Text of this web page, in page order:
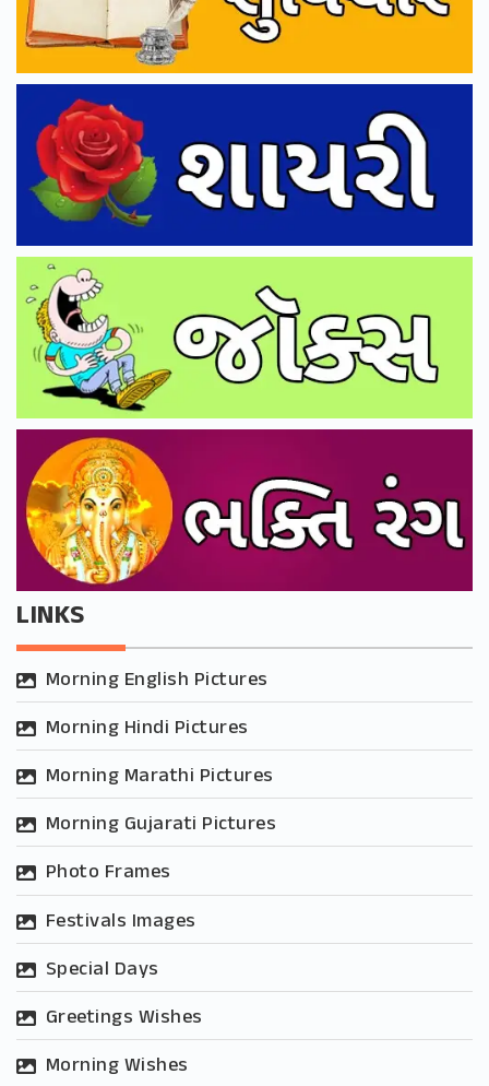
LINKS
Morning English Pictures
Morning Hindi Pictures
Morning Marathi Pictures
Morning Gujarati Pictures
Photo Frames
Festivals Images
Special Days
Greetings Wishes
Morning Wishes